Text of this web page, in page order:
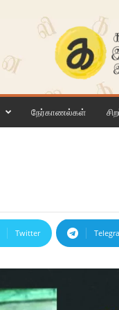
நேர்காணல்கள்
Twitter